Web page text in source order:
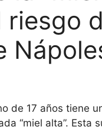
riesgo
de 17 años tiene
“miel alta”.